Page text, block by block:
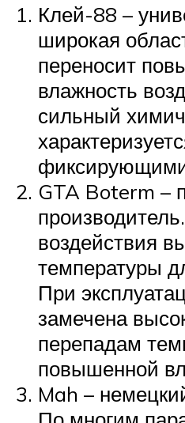
Клей-88 –
широкая
переносит
влажность
сильный
GTA Boterm –
воздействия
температуры
При
замечена
перепадам
повышенной
Mah –